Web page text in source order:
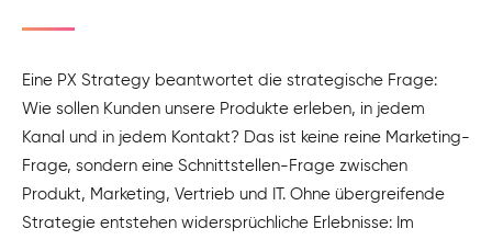
Eine PX Strategy beantwortet die strategische Frage:
Wie sollen Kunden unsere Produkte erleben, in jedem
Kanal und in jedem Kontakt? Das ist keine reine Marketing-
Frage, sondern eine Schnittstellen-Frage zwischen
Produkt, Marketing, Vertrieb und IT. Ohne übergreifende
Strategie entstehen widersprüchliche Erlebnisse: Im